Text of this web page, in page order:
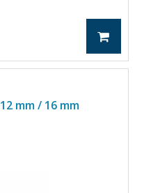
mm / 16 mm